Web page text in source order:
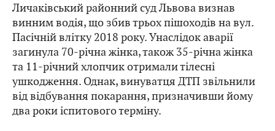
Личаківський районний суд Львова визнав
винним водія, що збив трьох пішоходів на вул.
Пасічній влітку 2018 року. Унаслідок аварії
загинула 70-річна жінка, також 35-річна жінка
та 11-річний хлопчик отримали тілесні
ушкодження. Однак, винуватця ДТП звільнили
від відбування покарання, призначивши йому
два роки іспитового терміну.